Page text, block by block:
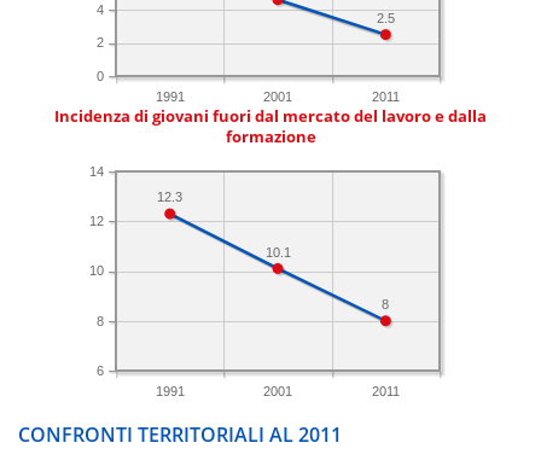
1991 2001 2011
0
2
4
2.5
Incidenza di giovani fuori dal mercato del lavoro e dalla
formazione
1991 2001 2011
6
8
10
12
14
8
10.1
12.3
CONFRONTI TERRITORIALI AL 2011